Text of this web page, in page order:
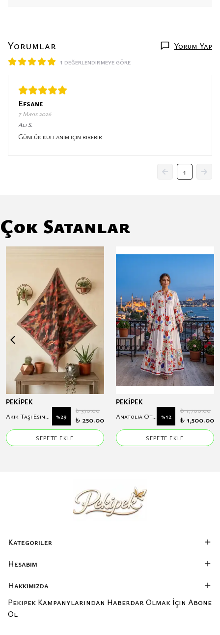
Yorumlar Yorum Yap
1 değerlendirmeye göre
Efsane
7 Mayıs 2026
Ali S.
Günlük kullanım için birebir
1
Çok Satanlar
PEKİPEK
%29
₺ 350.00
₺ 250.00
SEPETE EKLE
PEKİPEK
Anatolia Otantik Çiçek Desenli Hakim Yaka Modal Elbise %12
₺ 1,700.00
₺ 1,500.00
SEPETE EKLE
Kategoriler
Hesabım
Hakkımızda
Pekipek Kampanylarından Haberdar Olmak İçin Abone
Ol